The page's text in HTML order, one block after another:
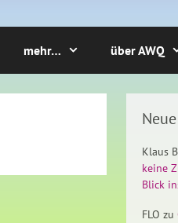
mehr… über AWQ
Klaus
keine
Blick
FLO zu